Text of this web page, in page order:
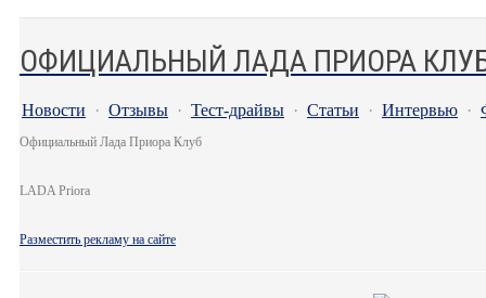
ОФИЦИАЛЬНЫЙ ЛАДА ПРИОРА
Новости · Отзывы · Тест-драйвы · Статьи · Интервью ·
Официальный Лада Приора Клуб
LADA Priora
Разместить рекламу на сайте